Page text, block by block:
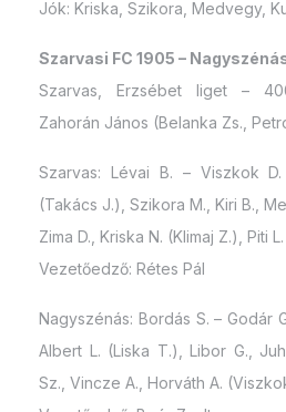
Jók: Kriska, Szikora, Medvegy,
Szarvasi FC 1905 –
Szarvas, Erzsébet liget –
Zahorán János (Belanka Zs.,
Szarvas: Lévai B. – Viszkok
(Takács J.), Szikora M., Kiri B.,
Zima D., Kriska N. (Klimaj Z.), Piti
Vezetőedző: Rétes Pál
Nagyszénás: Bordás S. – Godár
Albert L. (Liska T.), Libor G.,
Sz., Vincze A., Horváth A.